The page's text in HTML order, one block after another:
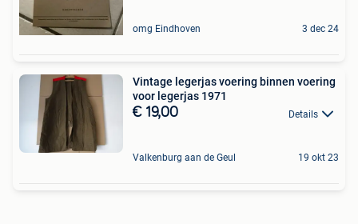
omg Eindhoven 3 dec 24
Vintage legerjas voering binnen voering
voor legerjas 1971
€ 19,00 Details
Valkenburg aan de Geul 19 okt 23